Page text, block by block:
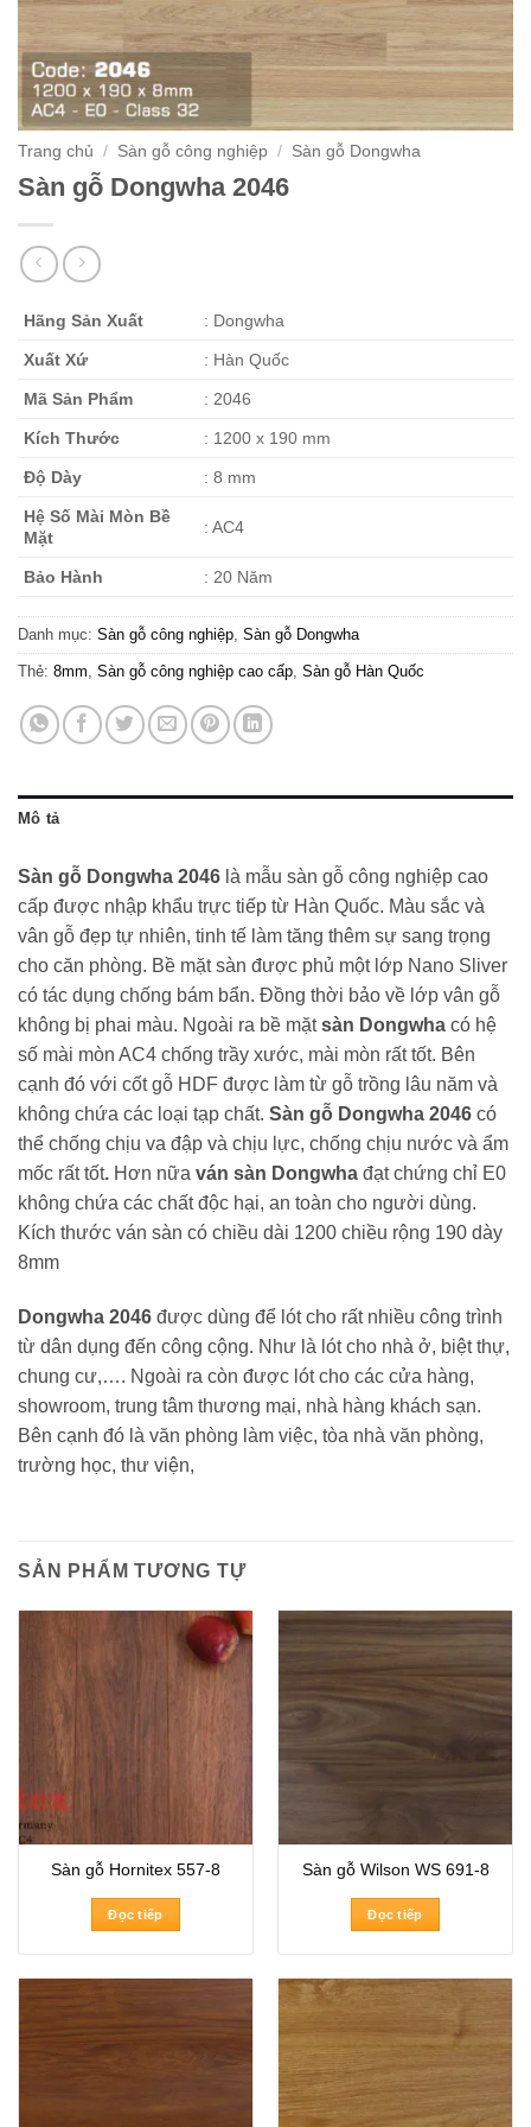
Trang chủ / Sàn gỗ công nghiệp / Sàn gỗ Dongwha
Sàn gỗ Dongwha 2046
Hãng Sản Xuất : Dongwha
Xuất Xứ : Hàn Quốc
Mã Sản Phẩm : 2046
Kích Thước : 1200 x 190 mm
Độ Dày : 8 mm
Hệ Số Mài Mòn Bề
Mặt
: AC4
Bảo Hành : 20 Năm
Danh mục: Sàn gỗ công nghiệp, Sàn gỗ Dongwha
Thẻ: 8mm, Sàn gỗ công nghiệp cao cấp, Sàn gỗ Hàn Quốc
Mô tả
Sàn gỗ Dongwha 2046 là mẫu sàn gỗ công nghiệp cao
cấp được nhập khẩu trực tiếp từ Hàn Quốc. Màu sắc và
vân gỗ đẹp tự nhiên, tinh tế làm tăng thêm sự sang trọng
cho căn phòng. Bề mặt sàn được phủ một lớp Nano Sliver
có tác dụng chống bám bẩn. Đồng thời bảo về lớp vân gỗ
không bị phai màu. Ngoài ra bề mặtsàn Dongwha có hệ
số mài mòn AC4 chống trầy xước, mài mòn rất tốt. Bên
cạnh đó với cốt gỗ HDF được làm từ gỗ trồng lâu năm và
không chứa các loại tạp chất. Sàn gỗ Dongwha 2046 có
thể chống chịu va đập và chịu lực, chống chịu nước và ẩm
mốc rất tốt. Hơn nữa ván sàn Dongwha đạt chứng chỉ E0
không chứa các chất độc hại, an toàn cho người dùng.
Kích thước ván sàn có chiều dài 1200 chiều rộng 190 dày
8mm
Dongwha 2046 được dùng để lót cho rất nhiều công trình
từ dân dụng đến công cộng. Như là lót cho nhà ở, biệt thự,
chung cư,…. Ngoài ra còn được lót cho các cửa hàng,
showroom, trung tâm thương mại, nhà hàng khách sạn.
Bên cạnh đó là văn phòng làm việc, tòa nhà văn phòng,
trường học, thư viện,
SẢN PHẨM TƯƠNG TỰ
Sàn gỗ Hornitex 557-8
Đọc tiếp
Sàn gỗ Wilson WS 691-8
Đọc tiếp